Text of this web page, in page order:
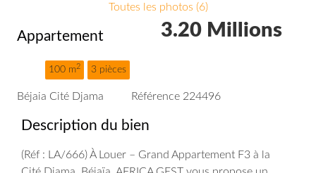
Toutes les photos (6)
Appartement
100 m2 3 pièces
3.20 Millions
Béjaia Cité Djama Référence 224496
Description du bien
(Réf : LA/666)À Louer – Grand Appartement F3 à la